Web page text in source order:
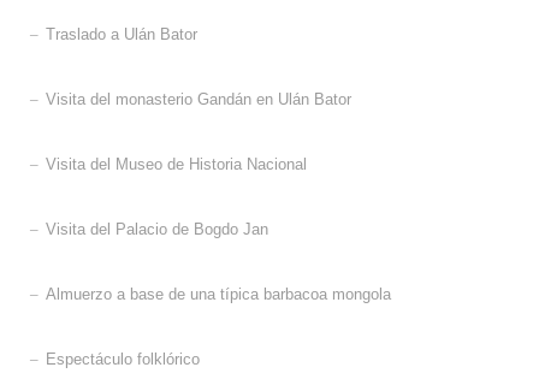
– Traslado a Ulán Bator
– Visita del monasterio Gandán en Ulán Bator
– Visita del Museo de Historia Nacional
– Visita del Palacio de Bogdo Jan
– Almuerzo a base de una típica barbacoa mongola
– Espectáculo folklórico